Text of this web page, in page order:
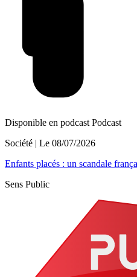
Disponible en podcast Podcast
Société | Le 08/07/2026
Enfants placés : un scandale
Sens Public